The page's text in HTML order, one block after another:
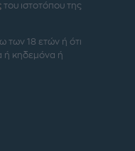
του ιστοτόπου της
των 18 ετών ή ότι
ή κηδεμόνα ή